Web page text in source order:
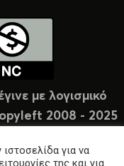
με λογισμικό
2008 - 2025
για να
της και για